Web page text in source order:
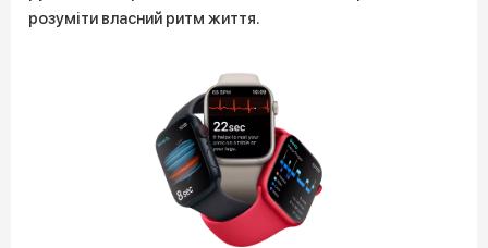
розуміти власний ритм життя.